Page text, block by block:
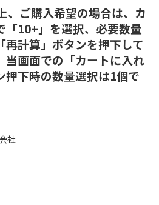
、ご購入希望の場合は、カ
「10+」を選択、必要数量
再計算」ボタンを押下して
当画面での「カートに入れ
押下時の数量選択は1個で
社